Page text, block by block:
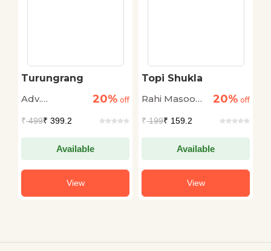
Turungrang
Adv.
20% off
₹499₹ 399.2
Available
View
Topi Shukla
Rahi Masoom
20% off
₹199₹ 159.2
Available
View